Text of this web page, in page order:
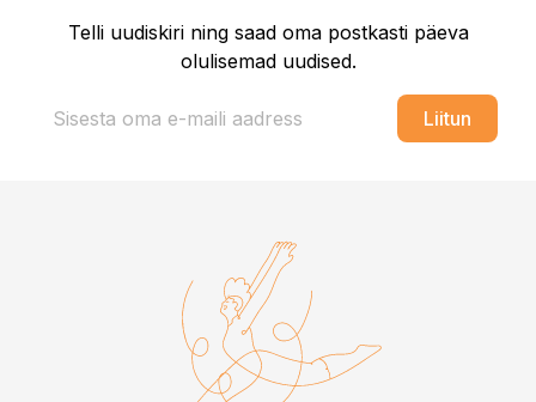
Telli uudiskiri ning saad oma postkasti päeva
olulisemad uudised.
Liitun